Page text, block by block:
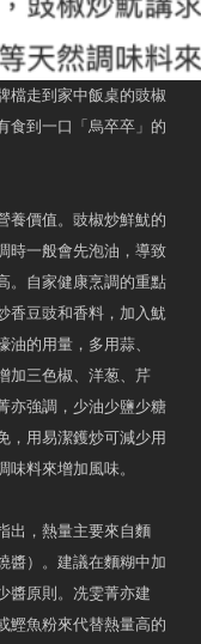
檔走到家中飯桌的豉椒
食到一口「烏卒卒」的
養價值。豉椒炒鮮魷的
時一般會先泡油，導致
。自家健康烹調的重點
香豆豉和香料，加入魷
的用量，多用蒜、
加三色椒、洋葱、芹
亦強調，少油少鹽少糖
，用易潔鑊炒可減少用
料來增加風味。
出，熱量主要來自麵
醬）。建議在麵糊中加
醬原則。冼雯菁亦建
鰹魚粉來代替熱量高的